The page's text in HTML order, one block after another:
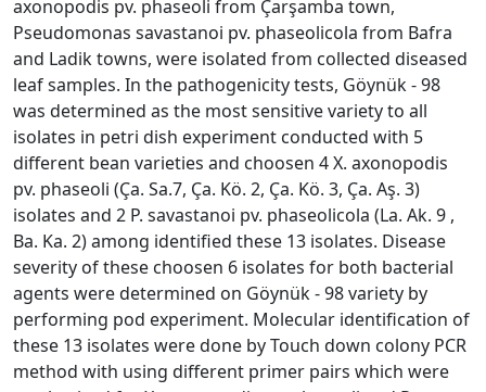
axonopodis pv. phaseoli from Çarşamba town,
Pseudomonas savastanoi pv. phaseolicola from Bafra
and Ladik towns, were isolated from collected diseased
leaf samples. In the pathogenicity tests, Göynük - 98
was determined as the most sensitive variety to all
isolates in petri dish experiment conducted with 5
different bean varieties and choosen 4 X. axonopodis
pv. phaseoli (Ça. Sa.7, Ça. Kö. 2, Ça. Kö. 3, Ça. Aş. 3)
isolates and 2 P. savastanoi pv. phaseolicola (La. Ak. 9 ,
Ba. Ka. 2) among identified these 13 isolates. Disease
severity of these choosen 6 isolates for both bacterial
agents were determined on Göynük - 98 variety by
performing pod experiment. Molecular identification of
these 13 isolates were done by Touch down colony PCR
method with using different primer pairs which were